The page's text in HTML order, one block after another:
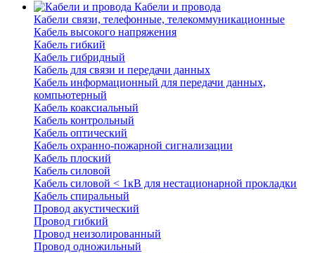
Кабели и провода
Кабели связи, телефонные, телекоммуникационные
Кабель высокого напряжения
Кабель гибкий
Кабель гибридный
Кабель для связи и передачи данных
Кабель информационный для передачи данных,
компьютерный
Кабель коаксиальный
Кабель контрольный
Кабель оптический
Кабель охранно-пожарной сигнализации
Кабель плоский
Кабель силовой
Кабель силовой < 1кВ для нестационарной прокладки
Кабель спиральный
Провод акустический
Провод гибкий
Провод неизолированный
Провод одножильный